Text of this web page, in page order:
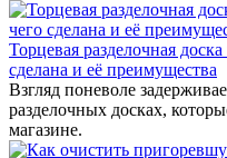
Торцевая разделочная
сделана и её преимущества
Взгляд поневоле
разделочных досках,
магазине.